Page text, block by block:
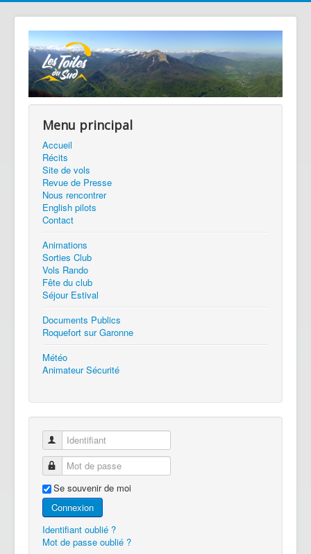
Menu principal
Accueil
Récits
Site de vols
Revue de Presse
Nous rencontrer
English pilots
Contact
Animations
Sorties Club
Vols Rando
Fête du club
Séjour Estival
Documents Publics
Roquefort sur Garonne
Météo
Animateur Sécurité
Identifiant
Mot de passe
Se souvenir de moi
Connexion
Identifiant oublié ?
Mot de passe oublié ?